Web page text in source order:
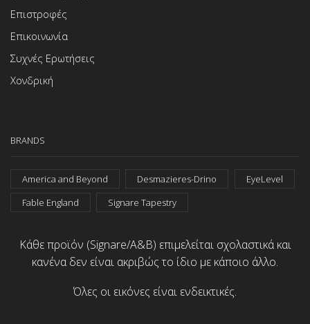
Επιστροφές
Επικοινωνία
Συχνές Ερωτήσεις
Χονδρική
BRANDS
America and Beyond Desmazieres-Drino
EyeLevel
Fable England
Signare Tapestry
Κάθε προϊόν (Signare/A&B) επιμελείται σχολαστικά και
κανένα δεν είναι ακριβώς το ίδιο με κάποιο άλλο.
Όλες οι εικόνες είναι ενδεικτικές.